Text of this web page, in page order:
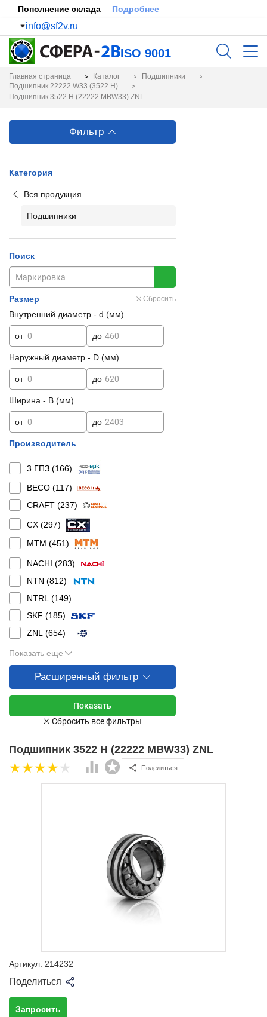
Пополнение склада Подробнее
info@sf2v.ru
ISO 9001
Главная страница Каталог
Подшипники
Подшипник 22222 W33 (3522 Н)
Подшипник 3522 Н (22222 MBW33) ZNL
Фильтр
Категория
Вся продукция
Подшипники
Поиск
Размер Сбросить
Внутренний диаметр - d (мм)
от до
Наружный диаметр - D (мм)
от до
Ширина - B (мм)
от до
Производитель
3 ГПЗ (166)
BECO (117)
CRAFT (237)
CX (297)
MTM (451)
NACHI (283)
NTN (812)
NTRL (149)
SKF (185)
ZNL (654)
Показать еще
Расширенный фильтр
Подшипник 3522 Н (22222 MBW33) ZNL
Поделиться
Артикул: 214232
Поделиться
Запросить